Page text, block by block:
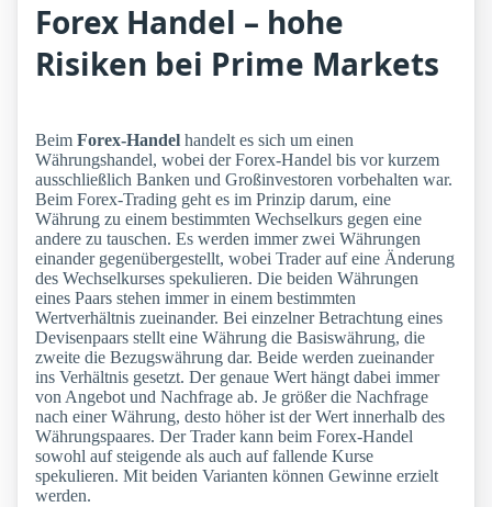
Forex Handel – hohe
Risiken bei Prime Markets
Beim Forex-Handel handelt es sich um einen
Währungshandel, wobei der Forex-Handel bis vor kurzem
ausschließlich Banken und Großinvestoren vorbehalten war.
Beim Forex-Trading geht es im Prinzip darum, eine
Währung zu einem bestimmten Wechselkurs gegen eine
andere zu tauschen. Es werden immer zwei Währungen
einander gegenübergestellt, wobei Trader auf eine Änderung
des Wechselkurses spekulieren. Die beiden Währungen
eines Paars stehen immer in einem bestimmten
Wertverhältnis zueinander. Bei einzelner Betrachtung eines
Devisenpaars stellt eine Währung die Basiswährung, die
zweite die Bezugswährung dar. Beide werden zueinander
ins Verhältnis gesetzt. Der genaue Wert hängt dabei immer
von Angebot und Nachfrage ab. Je größer die Nachfrage
nach einer Währung, desto höher ist der Wert innerhalb des
Währungspaares. Der Trader kann beim Forex-Handel
sowohl auf steigende als auch auf fallende Kurse
spekulieren. Mit beiden Varianten können Gewinne erzielt
werden.